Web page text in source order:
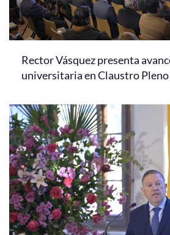
Rector Vásquez presenta
universitaria en Claustro